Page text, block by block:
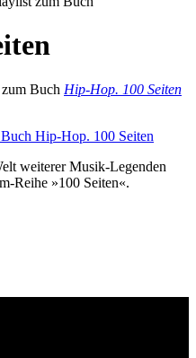
Buch Hip-Hop. 100 Seiten
Hip-Hop. 100 Seiten
weiterer Musik-Legenden
Reihe »100 Seiten«.